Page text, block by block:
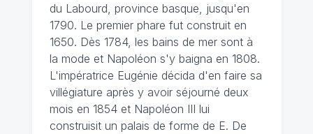
du Labourd, province basque, jusqu'en
1790. Le premier phare fut construit en
1650. Dès 1784, les bains de mer sont à
la mode et Napoléon s'y baigna en 1808.
L'impératrice Eugénie décida d'en faire sa
villégiature après y avoir séjourné deux
mois en 1854 et Napoléon III lui
construisit un palais de forme de E. De